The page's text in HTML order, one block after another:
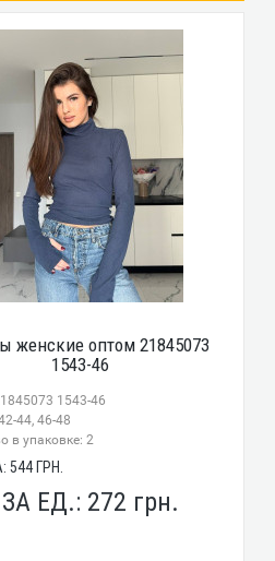
женские оптом 21845073
1543-46
1543-46
44, 46-48
в упаковке: 2
544 ГРН.
ЕД.: 272 грн.